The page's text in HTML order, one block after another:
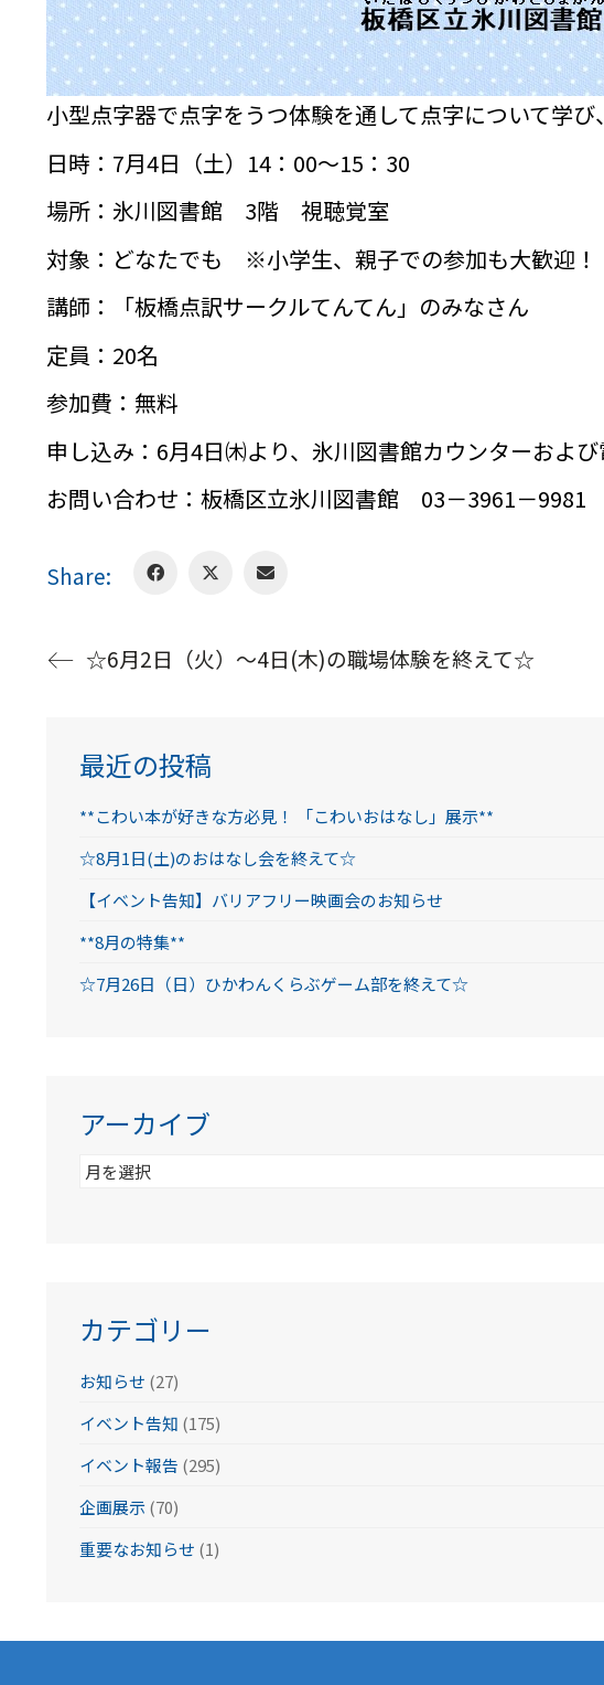
小型点字器で点字をうつ体験を通して点字について学び
日時：7月4日（土）14：00～15：30
場所：氷川図書館 3階 視聴覚室
対象：どなたでも ※小学生、親子での参加も大歓迎！
講師：「板橋点訳サークルてんてん」のみなさん
定員：20名
参加費：無料
申し込み：6月4日㈭より、氷川図書館カウンターおよ
お問い合わせ：板橋区立氷川図書館 03－3961－9981
Share:
☆6月2日（火）～4日(木)の職場体験を終えて☆
最近の投稿
**こわい本が好きな方必見！ 「こわいおはなし」展示**
☆8月1日(土)のおはなし会を終えて☆
【イベント告知】バリアフリー映画会のお知らせ
**8月の特集**
☆7月26日（日）ひかわんくらぶゲーム部を終えて☆
アーカイブ
ア
カテゴリー
お知らせ (27)
イベント告知 (175)
イベント報告 (295)
企画展示(70)
重要なお知らせ (1)